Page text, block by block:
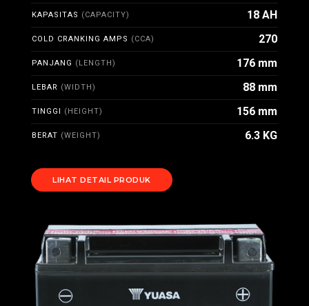
KAPASITAS (CAPACITY) 18 AH
COLD CRANKING AMPS (CCA) 270
PANJANG (LENGTH) 176 mm
LEBAR (WIDTH) 88 mm
TINGGI (HEIGHT) 156 mm
BERAT (WEIGHT) 6.3 KG
LIHAT DETAIL PRODUK